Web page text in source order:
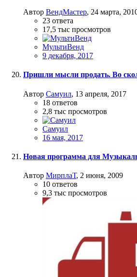
Автор ВендМастер, 24 марта,
23 ответа
17,5 тыс просмотров
МультиВенд
9 декабря, 2017
Пришли мысли продать. Во
Автор Самуил, 13 апреля, 2017
18 ответов
2,8 тыс просмотров
Самуил
16 мая, 2017
Новая программа для
Автор МирплаТ, 2 июня, 2009
10 ответов
9,3 тыс просмотров